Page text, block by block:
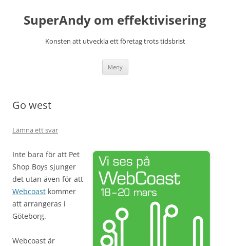
innehåll
SuperAndy om effektivisering
Konsten att utveckla ett företag trots tidsbrist
Meny
Go west
Lämna ett svar
Inte bara för att Pet
Shop Boys sjunger
det utan även för att
Webcoast kommer
att arrangeras i
Göteborg.
Webcoast är